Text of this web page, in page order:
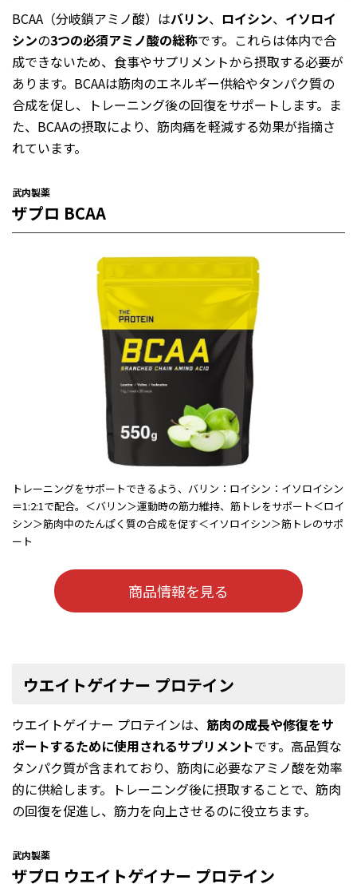
BCAA（分岐鎖アミノ酸）はバリン、 ロイシン、 イソロイ
シンの3つの必須アミノ酸の総称です。これらは体内で合
成できないため、食事やサプリメントから摂取する必要が
あります。BCAAは筋肉のエネルギー供給やタンパク質の
合成を促し、トレーニング後の回復をサポートします。ま
た、BCAAの摂取により、筋肉痛を軽減する効果が指摘さ
れています。
武内製薬
ザプロ BCAA
トレーニングをサポートできるよう、バリン：ロイシン：イソロイシン
＝1:2:1で配合。＜バリン＞運動時の筋力維持、筋トレをサポート＜ロイ
シン＞筋肉中のたんぱく質の合成を促す＜イソロイシン＞筋トレのサポ
ート
商品情報を見る
ウエイトゲイナー プロテイン
ウエイトゲイナー プロテインは、 筋肉の成長や修復をサ
ポートするために使用されるサプリメントです。高品質な
タンパク質が含まれており、筋肉に必要なアミノ酸を効率
的に供給します。トレーニング後に摂取することで、筋肉
の回復を促進し、筋力を向上させるのに役立ちます。
武内製薬
ザプロ ウエイトゲイナー プロテイン